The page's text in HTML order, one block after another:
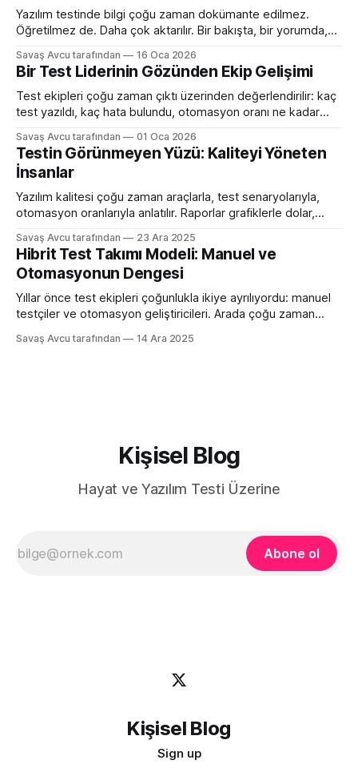
Yazılım testinde bilgi çoğu zaman dokümante edilmez.
Öğretilmez de. Daha çok aktarılır. Bir bakışta, bir yorumda,
neden “böyle” ele alındığını anlatan kısa bir sohbette ortaya
çıkar. Bu yüzden test mühendisliğinde mentorluk, resmi bir
süreçten çok, zamanla oluşan bir öğrenme ilişkisi
Savaş Avcu tarafından 16 Oca 2026
Bir Test Liderinin Gözünden Ekip Gelişimi
Test ekipleri çoğu zaman çıktı üzerinden değerlendirilir: kaç
test yazıldı, kaç hata bulundu, otomasyon oranı ne kadar
sessiz ama daha belirleyici bir alanda gerçekleşir. Gerçek
gelişim; insanların düşünme biçiminde, sorumluluk alma
şeklinde ve belirsizlikle başa çıkma reflekslerinde ortaya
çıkar. Test liderliği
Savaş Avcu tarafından 01 Oca 2026
Testin Görünmeyen Yüzü: Kaliteyi Yöneten
İnsanlar
Yazılım kalitesi çoğu zaman araçlarla, test senaryolarıyla,
otomasyon oranlarıyla anlatılır. Raporlar grafiklerle dolar,
Kaliteyi asıl belirleyen şey kullanılan araçlar değil, o araçları
kullanan insanların tutumu ve davranışlarıdır. Aynı teknolojiye,
aynı test setlerine, aynı otomasyon altyapısına sahip iki
takım arasında dramatik kalite
Savaş Avcu tarafından 23 Ara 2025
Hibrit Test Takımı Modeli: Manuel ve
Otomasyonun Dengesi
Yıllar önce test ekipleri çoğunlukla ikiye ayrılıyordu: manuel
testçiler ve otomasyon geliştiricileri. Arada çoğu zaman
modeli terk etti. Çünkü tek yönlü uzmanlık hem ilerlemeyi
Savaş Avcu tarafından 14 Ara 2025
Kişisel Blog
Hayat ve Yazılım Testi Üzerine
Abone ol
Kişisel Blog
Sign up